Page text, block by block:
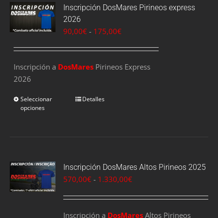
Inscripción DosMares Pirineos express
2026
90,00€ - 175,00€
desde
Inscripción a DosMares Pirineos Express
2026
Seleccionar
opciones
Detalles
Inscripción DosMares Altos Pirineos 2025
570,00€ - 1.330,00€
precios:
desde
Inscripción a DosMares Altos Pirineos